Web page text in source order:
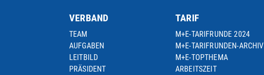
VERBAND
TEAM
AUFGABEN
LEITBILD
PRÄSIDENT
TARIF
M+E-TARIFRUNDE 2024
M+E-TARIFRUNDEN-ARCHIV
M+E-TOPTHEMA
ARBEITSZEIT